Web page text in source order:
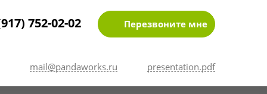
752-02-02 Перезвоните мне
mail@pandaworks.ru presentation.pdf